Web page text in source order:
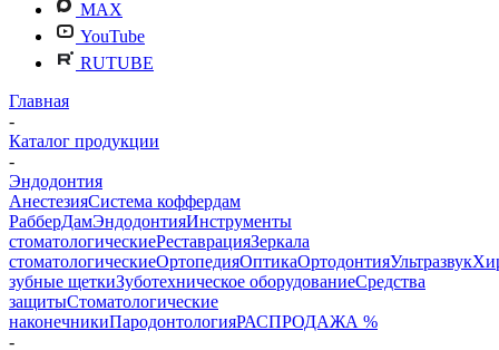
MAX
YouTube
RUTUBE
Главная
-
Каталог продукции
-
Эндодонтия
АнестезияСистема коффердам
РабберДамЭндодонтияИнструменты
стоматологическиеРеставрацияЗеркала
стоматологическиеОртопедияОптикаОртодонтияУльтразвук
зубные щеткиЗуботехническое оборудованиеСредства
защитыСтоматологические
наконечникиПародонтологияРАСПРОДАЖА %
-